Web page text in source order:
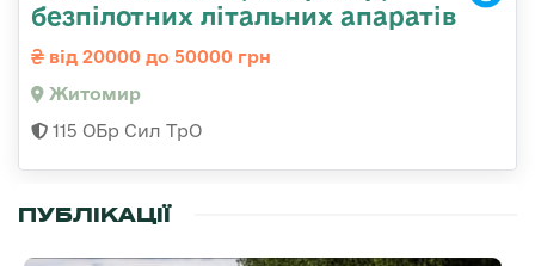
безпілотних літальних апаратів
від 20000 до 50000 грн
Житомир
115 ОБр Сил ТрО
ПУБЛІКАЦІЇ